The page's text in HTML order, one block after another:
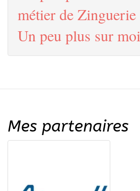
métier de Zinguerie
Un peu plus sur moi
Mes partenaires